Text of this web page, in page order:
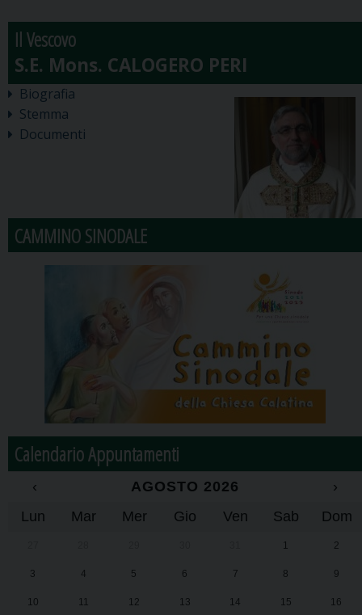
Il Vescovo
Biografia
Stemma
Documenti
CAMMINO SINODALE
Calendario Appuntamenti
‹ AGOSTO 2026
›
Lun
Mar Mer Gio Ven Sab Dom
1 2
3 4 5 6 7 8 9
10 11 12 13 14 15 16